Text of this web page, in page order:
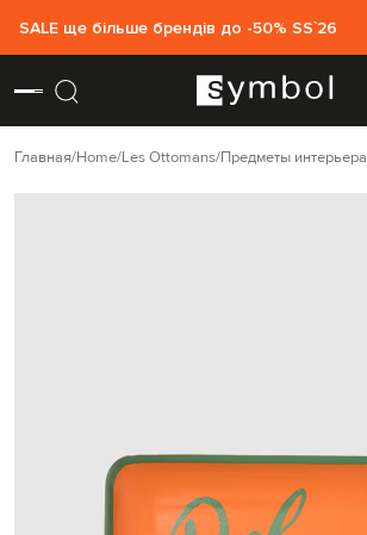
SALE ще більше брендів до -50% SS`26
Главная Home Les Ottomans Предметы интерьера